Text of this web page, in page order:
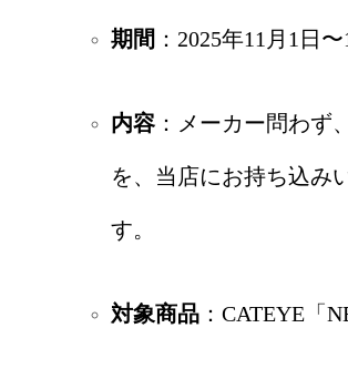
期間 ：2025年11月1日〜
内容 ：メーカー問わず
を、当店にお持ち込み
す。
対象商品 ：CATEYE「